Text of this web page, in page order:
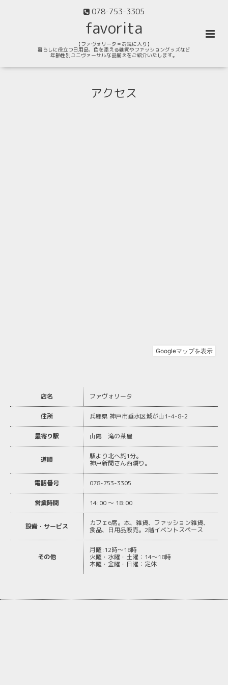
078-753-3305
favorita
【ファヴォリータ＝お気に入り】
暮らしに役立つ日用品、色を添える雑貨やファッショングッズなど
年齢性別ユニヴァーサルな品揃えをご紹介いたします。
アクセス
店名 ファヴォリータ
住所 兵庫県 神戸市垂水区城が山1-4-8-2
最寄り駅 山陽 滝の茶屋
道順
駅より北へ約1分。
神戸新聞さん西隣り。
電話番号 078-753-3305
営業時間 14:00 ～ 18:00
設備・サービス
カフェ6席。本、雑貨、ファッション雑貨、
食品、日用品販売。2階イベントスペース
その他
月曜:12時〜18時
火曜・水曜・土曜：14～18時
木曜・金曜・日曜：定休